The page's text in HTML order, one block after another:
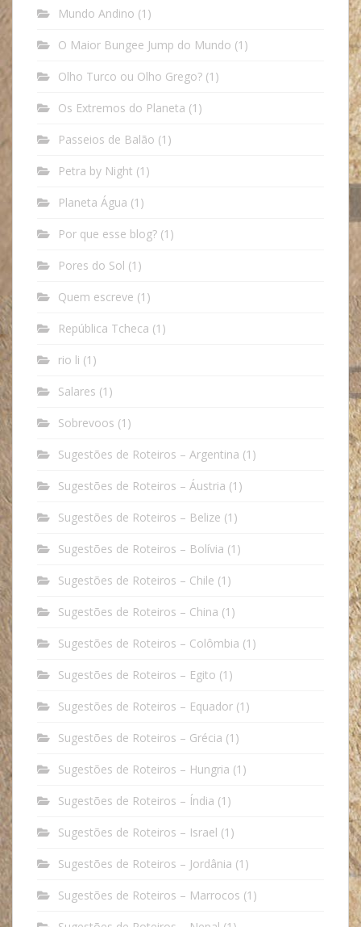
Mundo Andino (1)
O Maior Bungee Jump do Mundo (1)
Olho Turco ou Olho Grego? (1)
Os Extremos do Planeta (1)
Passeios de Balão (1)
Petra by Night (1)
Planeta Água (1)
Por que esse blog? (1)
Pores do Sol (1)
Quem escreve (1)
República Tcheca (1)
rio li (1)
Salares (1)
Sobrevoos (1)
Sugestões de Roteiros – Argentina (1)
Sugestões de Roteiros – Áustria (1)
Sugestões de Roteiros – Belize (1)
Sugestões de Roteiros – Bolívia (1)
Sugestões de Roteiros – Chile (1)
Sugestões de Roteiros – China (1)
Sugestões de Roteiros – Colômbia (1)
Sugestões de Roteiros – Egito (1)
Sugestões de Roteiros – Equador (1)
Sugestões de Roteiros – Grécia (1)
Sugestões de Roteiros – Hungria (1)
Sugestões de Roteiros – Índia (1)
Sugestões de Roteiros – Israel (1)
Sugestões de Roteiros – Jordânia (1)
Sugestões de Roteiros – Marrocos (1)